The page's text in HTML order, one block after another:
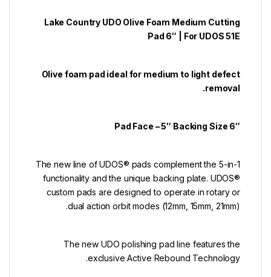
Lake Country UDO Olive Foam Medium Cutting
Pad 6″ | For UDOS 51E
Olive foam pad ideal for medium to light defect
removal.
6″ Pad Face – 5″ Backing Size
The new line of UDOS® pads complement the 5-in-1
functionality and the unique backing plate. UDOS®
custom pads are designed to operate in rotary or
dual action orbit modes (12mm, 15mm, 21mm).
The new UDO polishing pad line features the
exclusive Active Rebound Technology.